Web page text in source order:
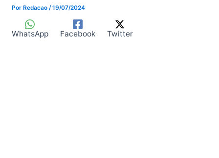
Por Redacao /19/07/2024
WhatsApp Facebook Twitter